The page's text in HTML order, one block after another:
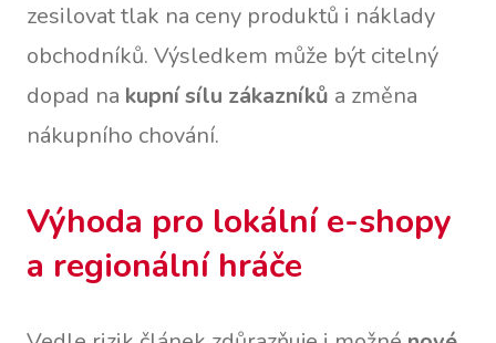
zesilovat tlak na ceny produktů i náklady
obchodníků. Výsledkem může být citelný
dopad na kupní sílu zákazníků a změna
nákupního chování.
Výhoda pro lokální e-shopy
a regionální hráče